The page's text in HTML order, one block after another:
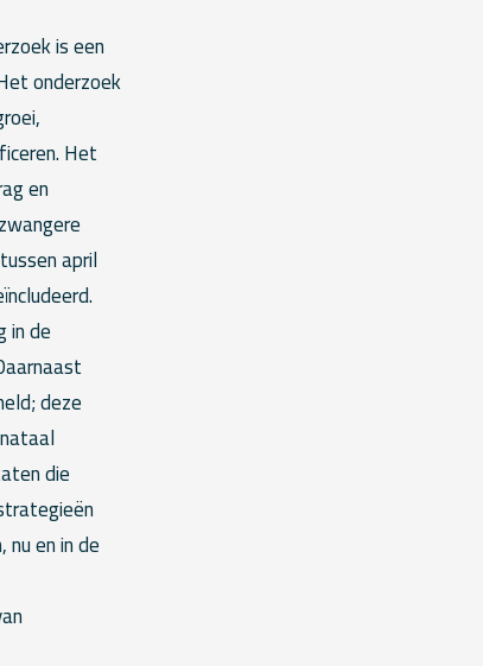
is een
onderzoek
Het
en
april
in de
deze
die
en in de